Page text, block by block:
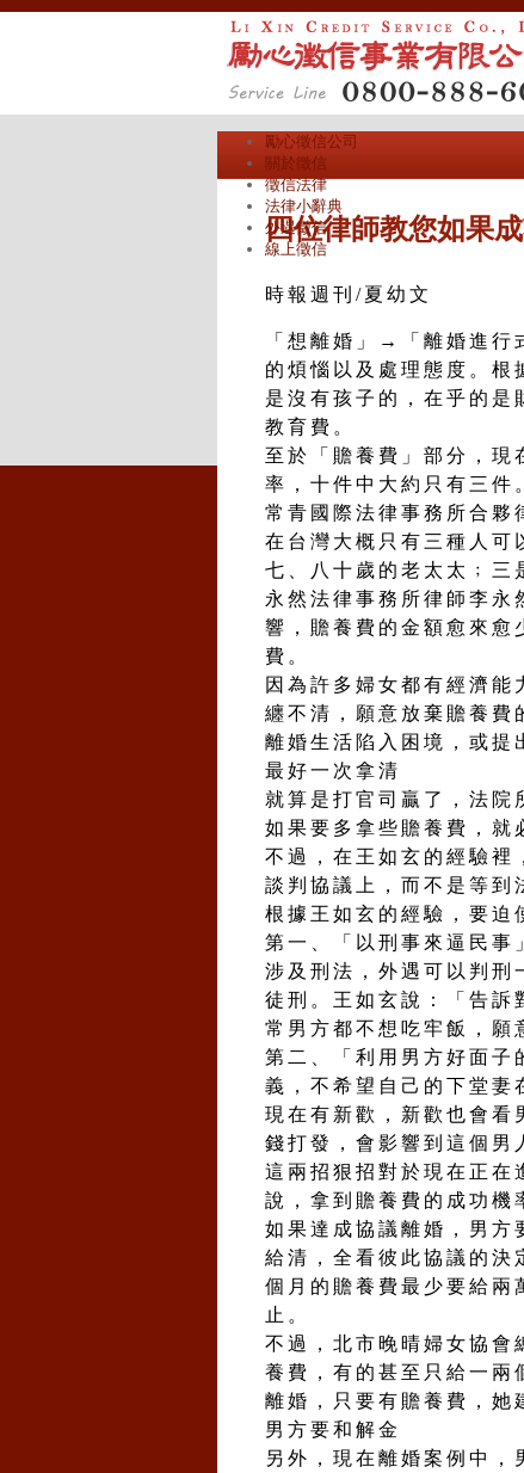
勵心徵信公司
關於徵信
徵信法律
法律小辭典
外遇徵信
線上徵信
四位律師教您如果
時報週刊/夏幼文
「想離婚」→「離婚進
的煩惱以及處理態度。根
是沒有孩子的，在乎的是
教育費。
至於「贍養費」部分，現
率，十件中大約只有三件
常青國際法律事務所合夥
在台灣大概只有三種人可
七、八十歲的老太太﹔三
永然法律事務所律師李永
響，贍養費的金額愈來愈
費。
因為許多婦女都有經濟能
纏不清，願意放棄贍養費
離婚生活陷入困境，或提
最好一次拿清
就算是打官司贏了，法院
如果要多拿些贍養費，就
不過，在王如玄的經驗裡
談判協議上，而不是等到
根據王如玄的經驗，要迫
第一、「以刑事來逼民
涉及刑法，外遇可以判刑
徒刑。王如玄說：「告訴
常男方都不想吃牢飯，願
第二、「利用男方好面
義，不希望自己的下堂妻
現在有新歡，新歡也會看
錢打發，會影響到這個男
這兩招狠招對於現在正在
說，拿到贍養費的成功機
如果達成協議離婚，男方
給清，全看彼此協議的決
個月的贍養費最少要給兩
止。
不過，北市晚晴婦女協會
養費，有的甚至只給一兩
離婚，只要有贍養費，她
男方要和解金
另外，現在離婚案例中，